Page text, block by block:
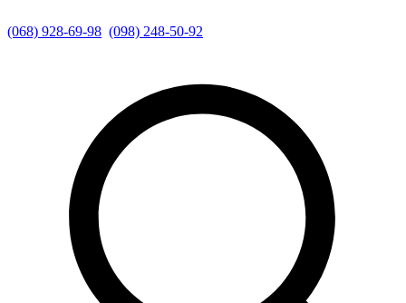
(068) 928-69-98 (098) 248-50-92